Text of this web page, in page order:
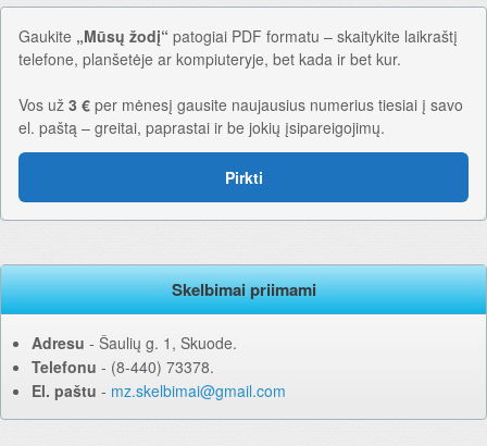
Gaukite „Mūsų žodį“ patogiai PDF formatu – skaitykite laikraštį
telefone, planšetėje ar kompiuteryje, bet kada ir bet kur.
Vos už 3 € per mėnesį gausite naujausius numerius tiesiai į savo
el. paštą – greitai, paprastai ir be jokių įsipareigojimų.
Pirkti
Skelbimai priimami
Adresu ‐ Šaulių g. 1, Skuode.
Telefonu ‐ (8-440) 73378.
El. paštu ‐ mz.skelbimai@gmail.com